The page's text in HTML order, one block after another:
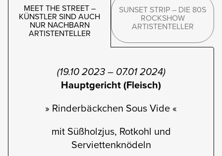
MEET THE STREET –
KÜNSTLER SIND AUCH
NUR NACHBARN
ARTISTENTELLER
SUNSET STRIP – DIE 80S
ROCKSHOW
ARTISTENTELLER
(19.10 2023 – 07.01 2024)
Hauptgericht (Fleisch)
» Rinderbäckchen Sous Vide «
mit Süßholzjus, Rotkohl und
Serviettenknödeln